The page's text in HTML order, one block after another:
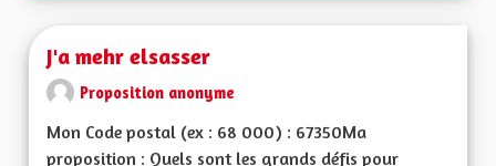
J'a mehr elsasser
Proposition anonyme
Mon Code postal (ex : 68 000) : 67350Ma
proposition : Quels sont les grands défis pour